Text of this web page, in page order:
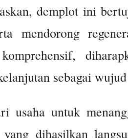
demplot ini
mendorong
sebagai
usaha untuk
dihasilkan